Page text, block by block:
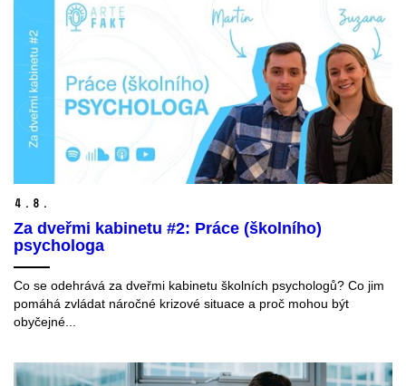
4. 8.
Za dveřmi kabinetu #2: Práce (školního)
psychologa
Co se odehrává za dveřmi kabinetu školních psychologů? Co jim
pomáhá zvládat náročné krizové situace a proč mohou být
obyčejné...